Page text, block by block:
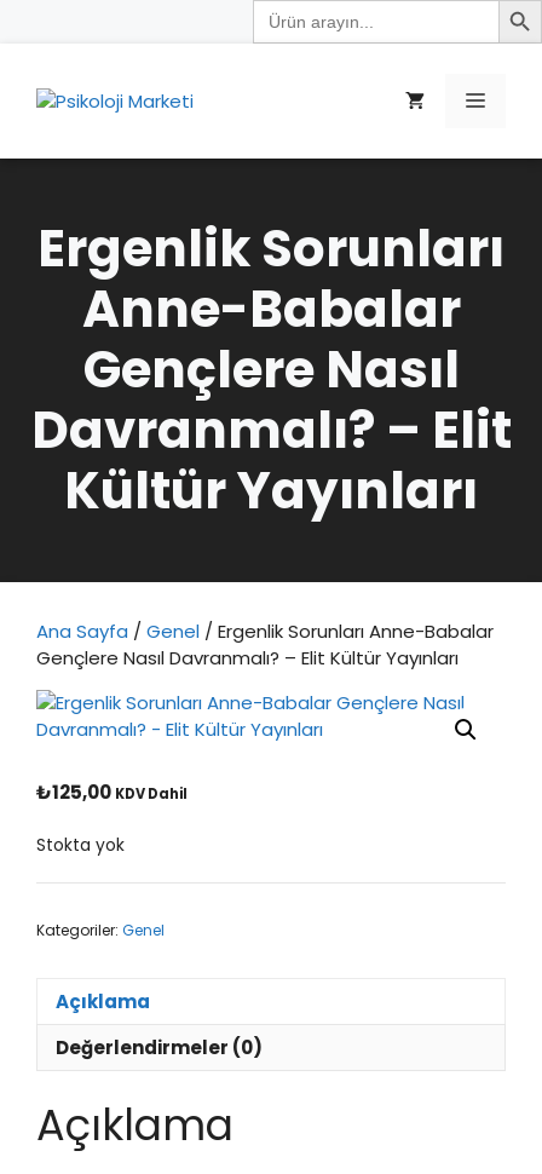
Search
for:
Menü
Ergenlik Sorunları
Anne-Babalar
Gençlere Nasıl
Davranmalı? – Elit
Kültür Yayınları
Ana Sayfa / Genel / Ergenlik Sorunları Anne-Babalar
Gençlere Nasıl Davranmalı? – Elit Kültür Yayınları
₺125,00 KDV Dahil
Stokta yok
Kategoriler: Genel
Açıklama
Değerlendirmeler (0)
Açıklama